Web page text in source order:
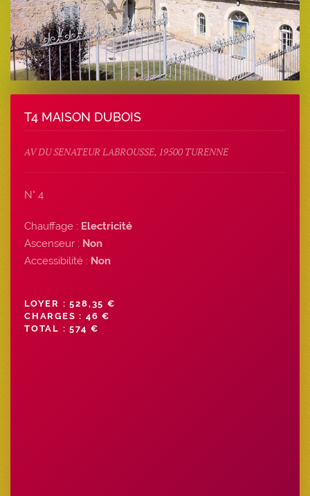
T4 MAISON DUBOIS
AV DU SENATEUR LABROUSSE, 19500 TURENNE
N° 4
Chauffage : Electricité
Ascenseur : Non
Accessibilité : Non
LOYER : 528,35 €
CHARGES : 46 €
TOTAL : 574 €